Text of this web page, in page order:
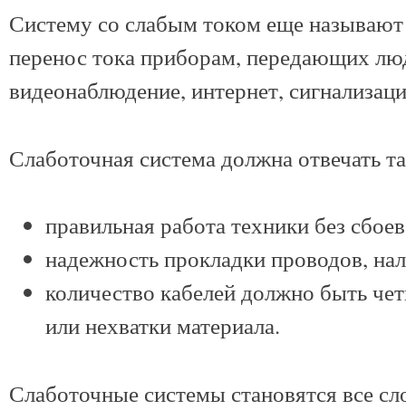
Систему со слабым током еще
перенос тока приборам, передающих
видеонаблюдение, интернет,
Слаботочная система должна отвечать
правильная работа техники без
надежность прокладки проводов,
количество кабелей должно быть
или нехватки материала.
Слаботочные системы становятся все